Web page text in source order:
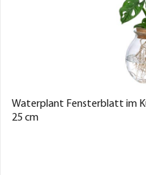
Waterplant Fensterblatt im
25 cm